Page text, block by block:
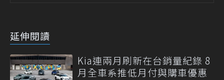
延伸閱讀
Kia連兩月刷新在台銷量紀錄 8
月全車系推低月付與購車優惠